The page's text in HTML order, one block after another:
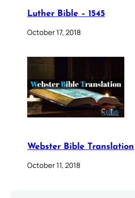
Luther Bible – 1545
October 17, 2018
Webster Bible Translation
October 11, 2018